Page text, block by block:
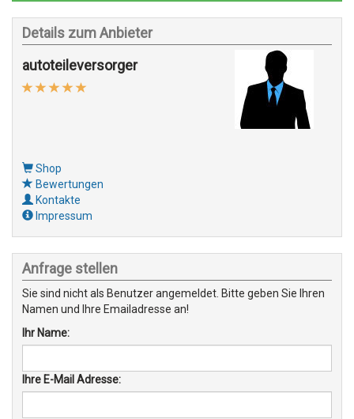
Details zum Anbieter
autoteileversorger
Shop
Bewertungen
Kontakte
Impressum
Anfrage stellen
Sie sind nicht als Benutzer angemeldet. Bitte geben Sie Ihren
Namen und Ihre Emailadresse an!
Ihr Name:
Ihre E-Mail Adresse: